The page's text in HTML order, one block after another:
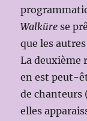
Walküre se
que les
La deuxième
en est peut-
de chanteurs
elles